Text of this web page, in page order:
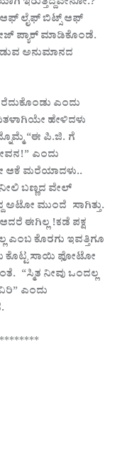
ಆಫ್ಲೈಫ್ಬಿಟ್ಸ್ಆಫ್
ಪ್ಯಾಕ್ಮಾಡಿಕೊಂಡೆ.
ಅನುಮಾನದ
ಎಂದು
ಹೇಳಿದಳು
“ಈ ಪಿ.ಜಿ. ಗೆ
ಎಂದು
ಆಕೆ ಮರೆಯಾದಳು..
ಬಣ್ಣದ ವೇಲ್
ಅಟೋ ಮುಂದೆ ಸಾಗಿತ್ತು.
ಆದರೆಈಗಿಲ್ಲ !ಕಡೆ ಪಕ್ಷ
ಎಂಬಕೊರಗು ಇವತ್ತಿಗೂ
ಕೊಟ್ಟಸಾಯಿ ಫೋಟೋ
“ಸ್ಮಿತ ನೀವುಒಂದಲ್ಲ
ಎಂದು